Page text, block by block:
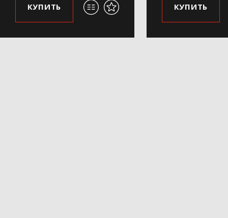
КУПИТЬ КУПИТЬ